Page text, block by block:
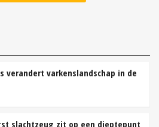
verandert varkenslandschap in de
slachtzeug zit op een dieptepunt